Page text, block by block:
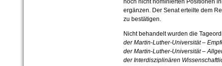
noch nicht nominierten Positionen
ergänzen. Der Senat erteilte dem
zu bestätigen.
Nicht behandelt wurden die
der Martin-Luther-Universität –
der Martin-Luther-Universität –
der Interdisziplinären